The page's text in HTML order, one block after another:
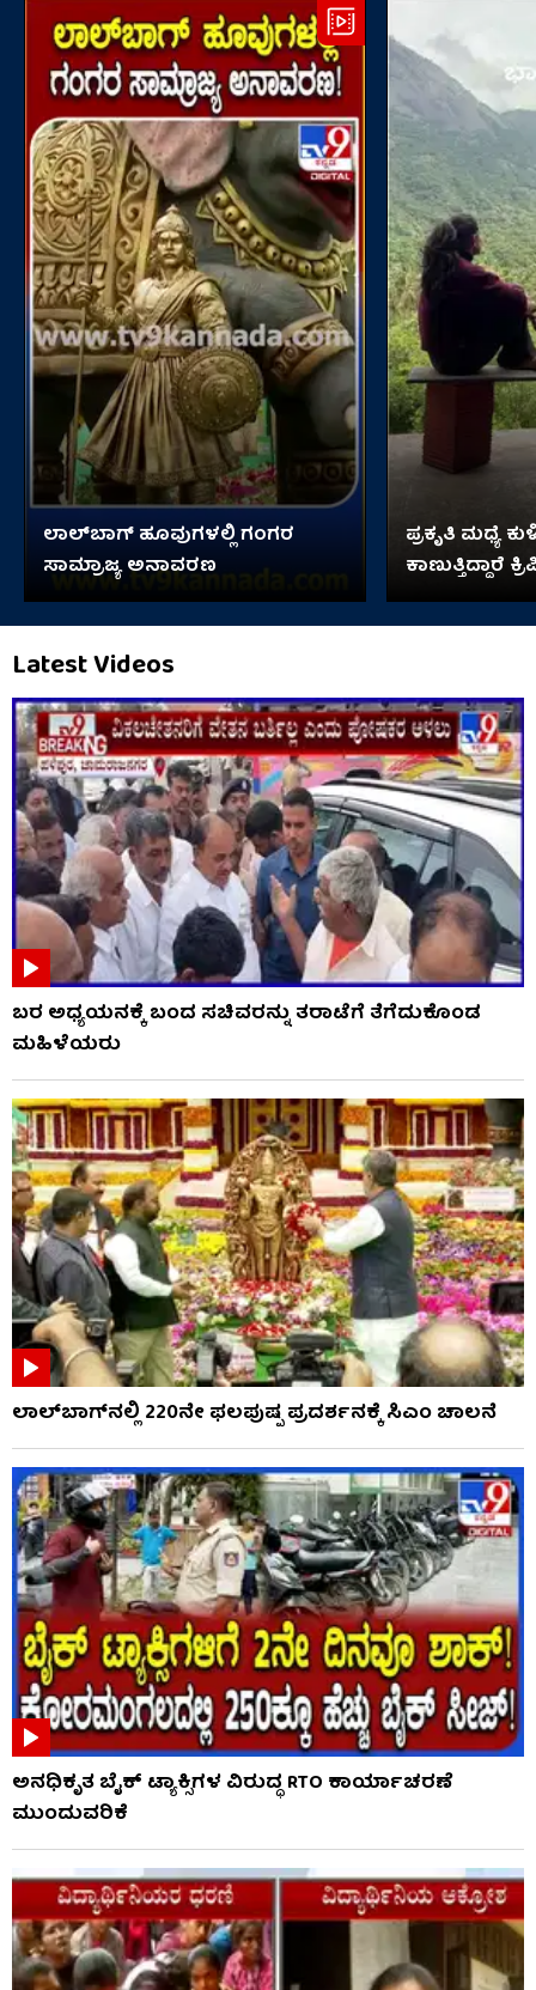
ಲಾಲ್​ಬಾಗ್ ಹೂವುಗಳಲ್ಲಿ ಗಂಗರ
ಸಾಮ್ರಾಜ್ಯ ಅನಾವರಣ
ಪ್ರಕೃತಿ ಮಧ್ಯೆ
ಕಾಣುತ್ತಿದ್ದಾರೆ
Latest Videos
ಬರ ಅಧ್ಯಯನಕ್ಕೆ ಬಂದ ಸಚಿವರನ್ನು ತರಾಟೆಗೆ ತೆಗೆದುಕೊಂಡ
ಮಹಿಳೆಯರು
ಲಾಲ್‌ಬಾಗ್​​ನಲ್ಲಿ 220ನೇ ಫಲಪುಷ್ಪ ಪ್ರದರ್ಶನಕ್ಕೆ ಸಿಎಂ ಚಾಲನೆ
ಅನಧಿಕೃತ ಬೈಕ್ ಟ್ಯಾಕ್ಸಿಗಳ ವಿರುದ್ಧ RTO ಕಾರ್ಯಾಚರಣೆ
ಮುಂದುವರಿಕೆ